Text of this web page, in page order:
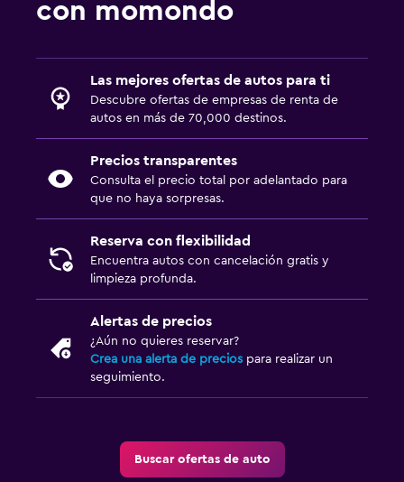
con momondo
Las mejores ofertas de autos para ti
Descubre ofertas de empresas de renta de
autos en más de 70,000 destinos.
Precios transparentes
Consulta el precio total por adelantado para
que no haya sorpresas.
Reserva con flexibilidad
Encuentra autos con cancelación gratis y
limpieza profunda.
Alertas de precios
¿Aún no quieres reservar?
Crea una alerta de precios para realizar un
seguimiento.
Buscar ofertas de auto